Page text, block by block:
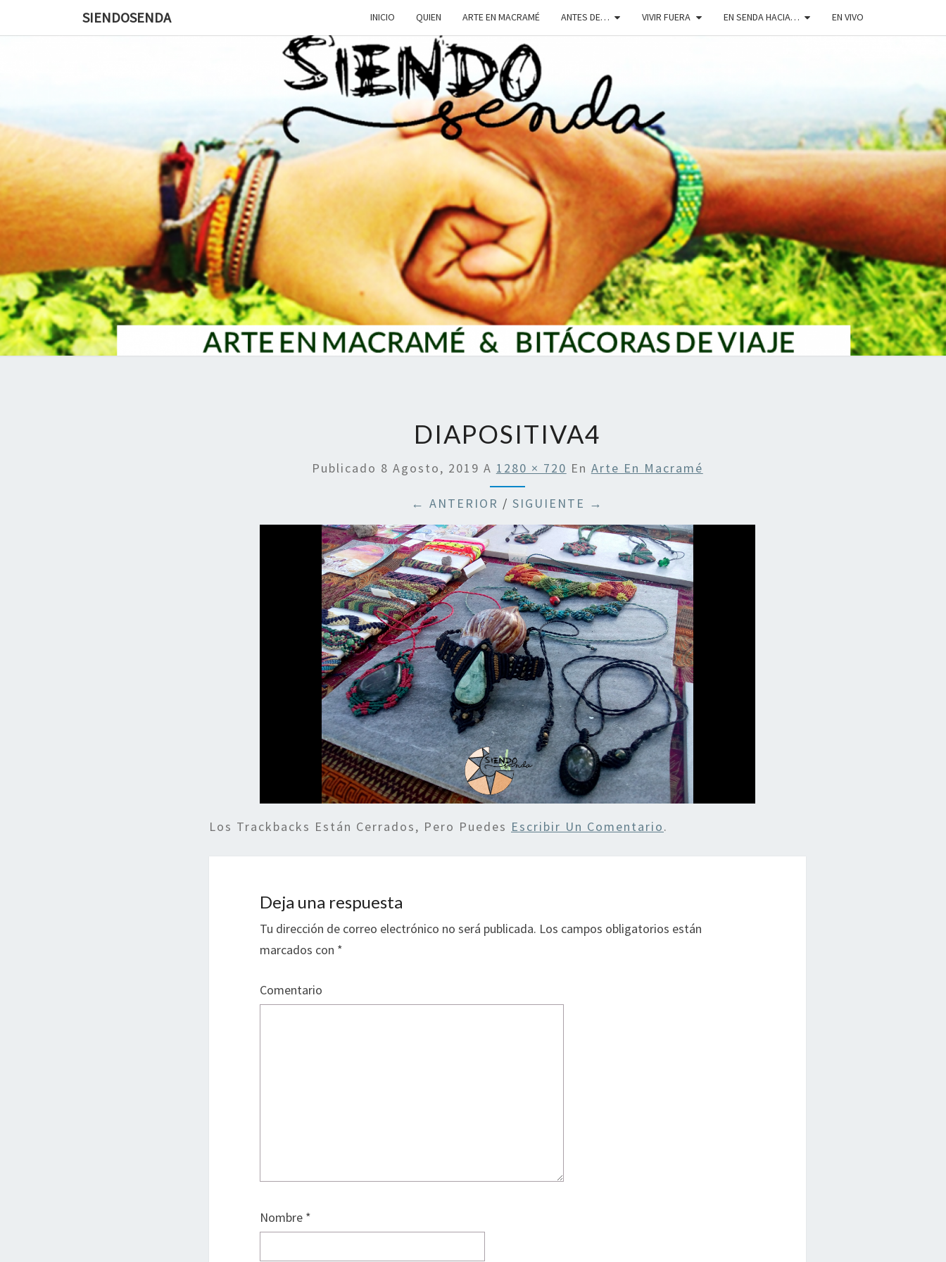
SIENDOSENDA INICIO QUIEN ARTE EN MACRAMÉ ANTES DE… VIVIR FUERA EN SENDA HACIA… EN VIVO
SIENDOSENDA
DIAPOSITIVA4
Publicado 8 Agosto, 2019 A 1280 × 720 En Arte En Macramé
← ANTERIOR /SIGUIENTE →
Los Trackbacks Están Cerrados, Pero Puedes Escribir Un Comentario.
Deja una respuesta
Tu dirección de correo electrónico no será publicada. Los campos obligatorios están
marcados con *
Comentario
Nombre *